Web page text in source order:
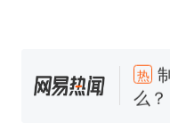
热
么？